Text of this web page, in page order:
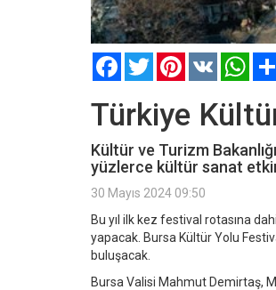
FacebookTwitterPinterest
VK
Türkiye
Kültür ve Turizm
yüzlerce kültür sanat
30 Mayıs 2024 09:50
Bu yıl ilk kez festival rotasına
yapacak. Bursa Kültür Yolu
buluşacak.
Bursa Valisi Mahmut Demirtaş,